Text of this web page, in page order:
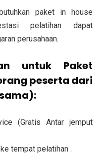
paket in house
pelatihan dapat
perusahaan.
untuk Paket
peserta dari
(Gratis Antar jemput
tempat pelatihan .